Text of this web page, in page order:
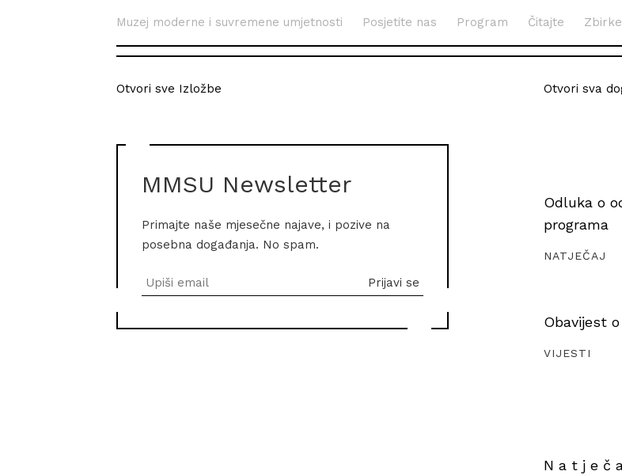
Muzej moderne i suvremene umjetnosti Posjetite nas Program Čitajte Zbirke
Otvori sve Izložbe
MMSU Newsletter
Primajte naše mjesečne najave, i pozive na
posebna događanja. No spam.
Otvori sva
Odluka o
programa
NATJEČAJ
Obavijest
VIJESTI
N a t j e č